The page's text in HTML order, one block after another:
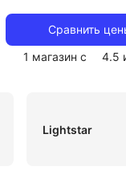
Сравнить
1 магазин с
4.5
Lightstar